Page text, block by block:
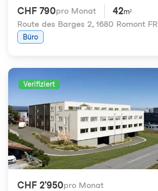
CHF 790pro Monat 42m²
Route des Barges 2, 1680 Romont FR
Büro
Verifiziert
CHF 2'950pro Monat